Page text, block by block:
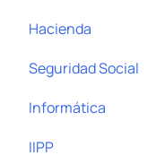
Hacienda
Seguridad Social
Informática
IIPP